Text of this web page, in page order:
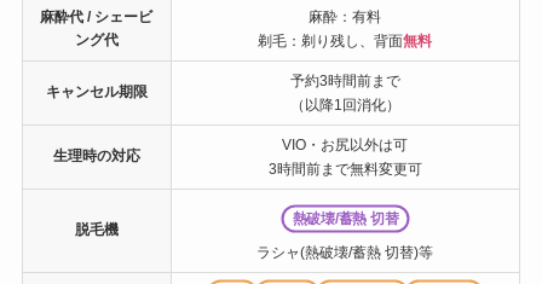
麻酔代 / シェービ
ング代
麻酔：有料
剃毛：剃り残し、背面無料
キャンセル期限
予約3時間前まで
（以降1回消化）
生理時の対応
VIO・お尻以外は可
3時間前まで無料変更可
脱毛機
熱破壊/蓄熱 切替
ラシャ(熱破壊/蓄熱 切替)等